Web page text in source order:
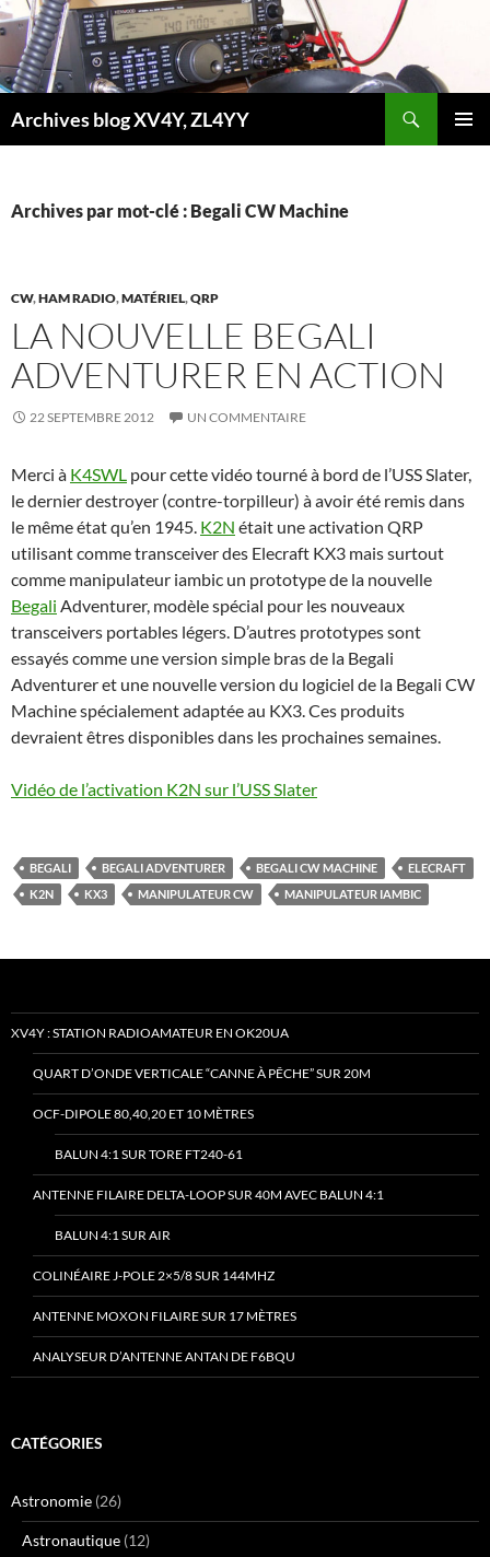
Aller
au
contenu
Archives blog XV4Y, ZL4YY
Archives par mot-clé : Begali CW Machine
CW,HAM RADIO,MATÉRIEL,QRP
LA NOUVELLE BEGALI
ADVENTURER EN ACTION
22 SEPTEMBRE 2012 UN COMMENTAIRE
Merci à K4SWL pour cette vidéo tourné à bord de l’USS Slater,
le dernier destroyer (contre-torpilleur) à avoir été remis dans
le même état qu’en 1945. K2N était une activation QRP
utilisant comme transceiver des Elecraft KX3 mais surtout
comme manipulateur iambic un prototype de la nouvelle
Begali Adventurer, modèle spécial pour les nouveaux
transceivers portables légers. D’autres prototypes sont
essayés comme une version simple bras de la Begali
Adventurer et une nouvelle version du logiciel de la Begali CW
Machine spécialement adaptée au KX3. Ces produits
devraient êtres disponibles dans les prochaines semaines.
Vidéo de l’activation K2N sur l’USS Slater
BEGALI BEGALI ADVENTURER BEGALI CW MACHINE
ELECRAFT
K2N
KX3 MANIPULATEUR CW MANIPULATEUR IAMBIC
XV4Y : STATION RADIOAMATEUR EN OK20UA
QUART D’ONDE VERTICALE “CANNE À PÊCHE” SUR 20M
OCF-DIPOLE 80,40,20 ET 10 MÈTRES
BALUN 4:1 SUR TORE FT240-61
ANTENNE FILAIRE DELTA-LOOP SUR 40M AVEC BALUN 4:1
BALUN 4:1 SUR AIR
COLINÉAIRE J-POLE 2×5/8 SUR 144MHZ
ANTENNE MOXON FILAIRE SUR 17 MÈTRES
ANALYSEUR D’ANTENNE ANTAN DE F6BQU
CATÉGORIES
Astronomie (26)
Astronautique (12)